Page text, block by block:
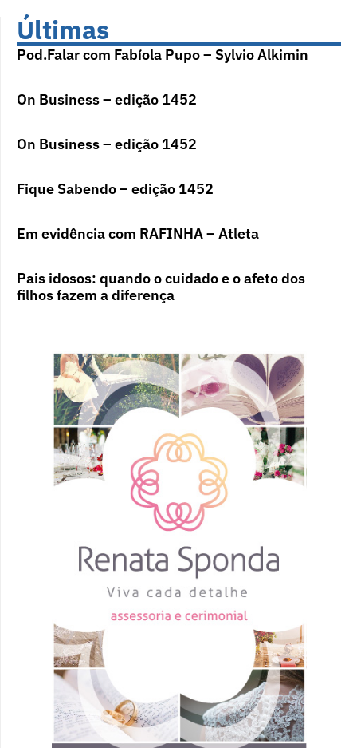
Últimas
Pod.Falar com Fabíola Pupo – Sylvio Alkimin
On Business – edição 1452
On Business – edição 1452
Fique Sabendo – edição 1452
Em evidência com RAFINHA – Atleta
Pais idosos: quando o cuidado e o afeto dos
filhos fazem a diferença